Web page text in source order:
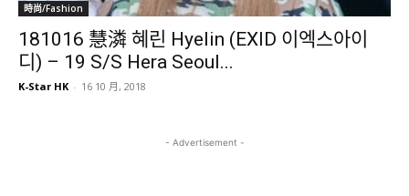
時尚/Fashion
181016 慧潾 혜린 Hyelin (EXID 이엑스아이
디) – 19 S/S Hera Seoul...
K-Star HK - 16 10 月, 2018
- Advertisement -